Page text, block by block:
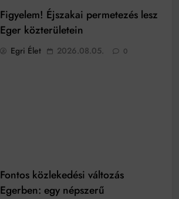
Figyelem! Éjszakai permetezés lesz
Eger közterületein
Egri Élet 2026.08.05. 0
Fontos közlekedési változás
Egerben: egy népszerű